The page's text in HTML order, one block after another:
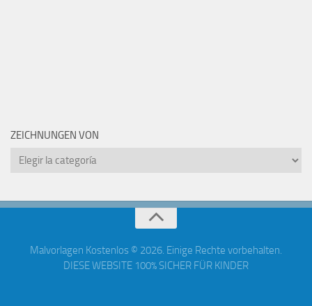
ZEICHNUNGEN VON
Zeichnungen
Malvorlagen Kostenlos © 2026. Einige Rechte vorbehalten.
DIESE WEBSITE 100% SICHER FÜR KINDER